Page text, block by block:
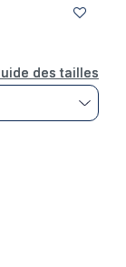
des tailles
des tailles